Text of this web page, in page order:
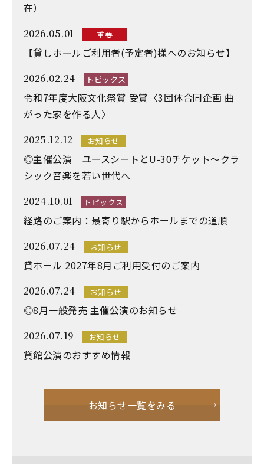
在）
2026.05.01 重要
【貸しホールご利用者(予定者)様へのお知らせ】
2026.02.24 トピックス
令和7年度大阪文化祭賞 受賞〈3団体合同企画 曲
がった家を作る人〉
2025.12.12 お知らせ
◎主催公演 ユースシートとU-30チケット～クラ
シック音楽を若い世代へ
2024.10.01 トピックス
経路のご案内：最寄り駅からホールまでの道順
2026.07.24 お知らせ
貸ホール 2027年8月ご利用受付のご案内
2026.07.24 お知らせ
◎8月一般発売 主催公演のお知らせ
2026.07.19 お知らせ
貸館公演のおすすめ情報
お知らせ一覧をみる